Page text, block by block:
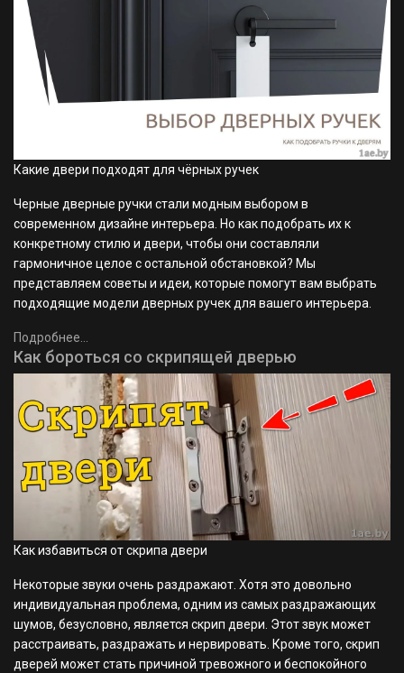
Какие двери подходят для чёрных ручек
Черные дверные ручки стали модным выбором в
современном дизайне интерьера. Но как подобрать их к
конкретному стилю и двери, чтобы они составляли
гармоничное целое с остальной обстановкой? Мы
представляем советы и идеи, которые помогут вам выбрать
подходящие модели дверных ручек для вашего интерьера.
Подробнее...
Как бороться со скрипящей дверью
Как избавиться от скрипа двери
Некоторые звуки очень раздражают. Хотя это довольно
индивидуальная проблема, одним из самых раздражающих
шумов, безусловно, является скрип двери. Этот звук может
расстраивать, раздражать и нервировать. Кроме того, скрип
дверей может стать причиной тревожного и беспокойного